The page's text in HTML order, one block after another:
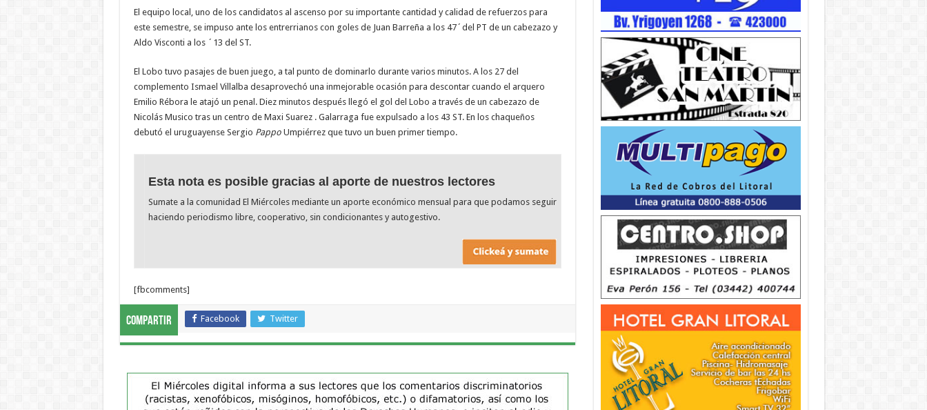
El equipo local, uno de los candidatos al ascenso por su importante cantidad y calidad de refuerzos para
este semestre, se impuso ante los entrerrianos con goles de Juan Barreña a los 47´del PT de un cabezazo y
Aldo Visconti a los ´13 del ST.
El Lobo tuvo pasajes de buen juego, a tal punto de dominarlo durante varios minutos. A los 27 del
complemento Ismael Villalba desaprovechó una inmejorable ocasión para descontar cuando el arquero
Emilio Rébora le atajó un penal. Diez minutos después llegó el gol del Lobo a través de un cabezazo de
Nicolás Musico tras un centro de Maxi Suarez . Galarraga fue expulsado a los 43 ST. En los chaqueños
debutó el uruguayense Sergio PappoUmpiérrez que tuvo un buen primer tiempo.
Esta nota es posible gracias al aporte de nuestros lectores
Sumate a la comunidad El Miércoles mediante un aporte económico mensual para que podamos seguir
haciendo periodismo libre, cooperativo, sin condicionantes y autogestivo.
[fbcomments]
Compartir Facebook Twitter